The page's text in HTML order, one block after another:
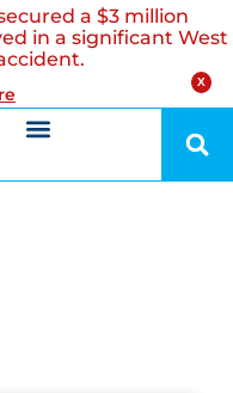
X
a $3 million
in a significant West